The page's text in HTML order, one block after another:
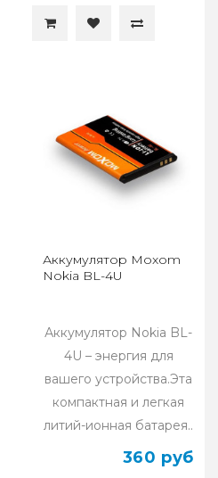
Аккумулятор Moxom
Nokia BL-4U
Аккумулятор Nokia BL-
4U – энергия для
вашего устройства.Эта
компактная и легкая
литий-ионная батарея..
360 руб